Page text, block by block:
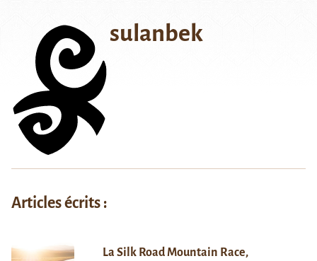
sulanbek
Articles écrits :
La Silk Road Mountain Race,